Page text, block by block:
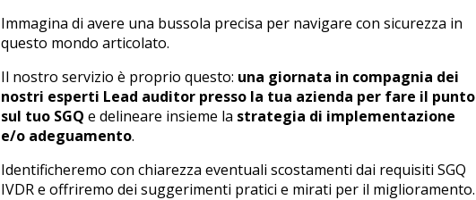
Immagina di avere una bussola precisa per navigare con sicurezza in
questo mondo articolato.
Il nostro servizio è proprio questo: una giornata in compagnia dei
nostri esperti Lead auditor presso la tua azienda per fare il punto
sul tuo SGQ e delineare insieme la strategia di implementazione
e/o adeguamento.
Identificheremo con chiarezza eventuali scostamenti dai requisiti SGQ
IVDR e offriremo dei suggerimenti pratici e mirati per il miglioramento.